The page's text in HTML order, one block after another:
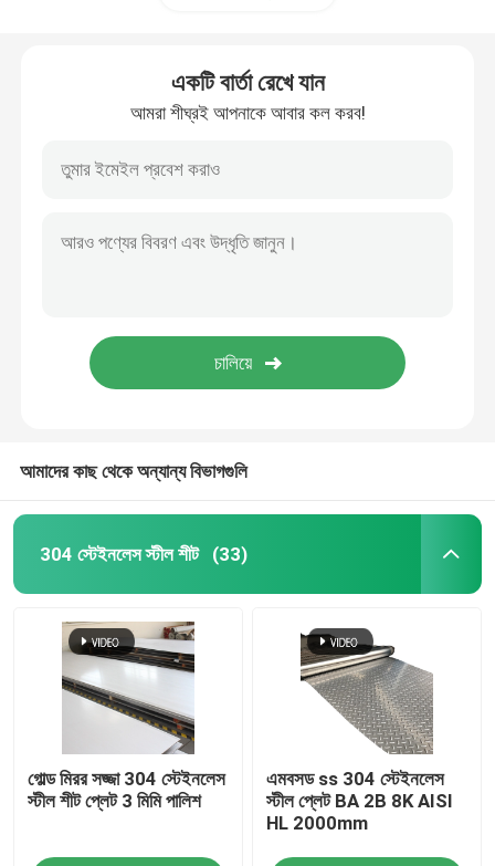
একটি বার্তা রেখে যান
আমরা শীঘ্রই আপনাকে আবার কল করব!
আমাদের কাছ থেকে অন্যান্য বিভাগগুলি
304 স্টেইনলেস স্টীল শীট (33)
গোল্ড মিরর সজ্জা 304 স্টেইনলেস
স্টীল শীট প্লেট 3 মিমি পালিশ
এমবসড ss 304 স্টেইনলেস
স্টীল প্লেট BA 2B 8K AISI
HL 2000mm